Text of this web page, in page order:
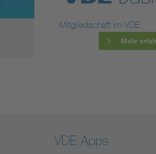
Mitgliedschaft im VDE
Mehr
VDE Apps